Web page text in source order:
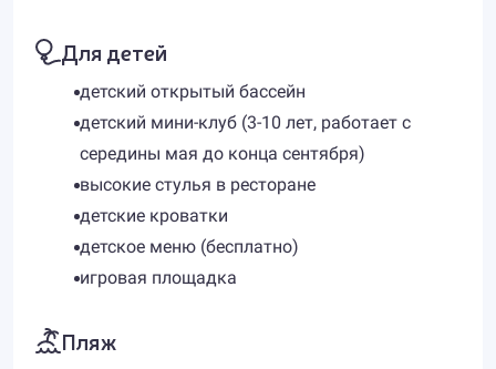
Для детей
детский открытый бассейн
детский мини-клуб (3-10 лет, работает с
середины мая до конца сентября)
высокие стулья в ресторане
детские кроватки
детское меню (бесплатно)
игровая площадка
Пляж